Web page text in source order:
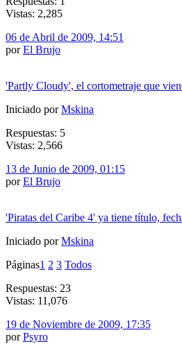
Vistas: 2,285
06 de Abril de 2009, 14:51
porEl Brujo
'Partly Cloudy', el cortometraje que
Iniciado porMskina
Respuestas: 5
Vistas: 2,566
13 de Junio de 2009, 01:15
porEl Brujo
'Piratas del Caribe 4' ya tiene título,
Iniciado porMskina
Páginas1 2 3 Todos
Respuestas: 23
Vistas: 11,076
19 de Noviembre de 2009, 17:35
porPsyro